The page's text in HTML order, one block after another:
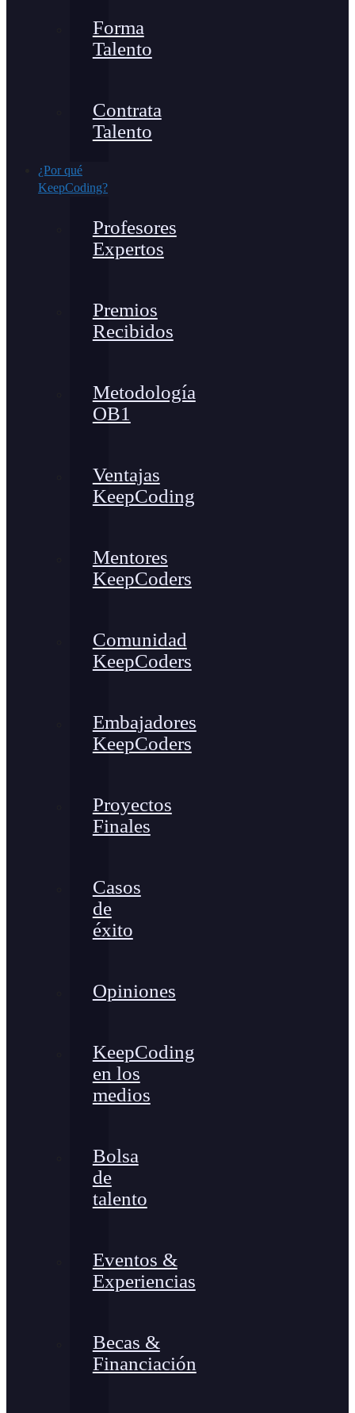
Forma
Talento
Contrata
Talento
¿Por qué
KeepCoding?
Profesores
Expertos
Premios
Recibidos
Metodología
OB1
Ventajas
KeepCoding
Mentores
KeepCoders
Comunidad
KeepCoders
Embajadores
KeepCoders
Proyectos
Finales
Casos
de
éxito
Opiniones
KeepCoding
en los
medios
Bolsa
de
talento
Eventos &
Experiencias
Becas &
Financiación